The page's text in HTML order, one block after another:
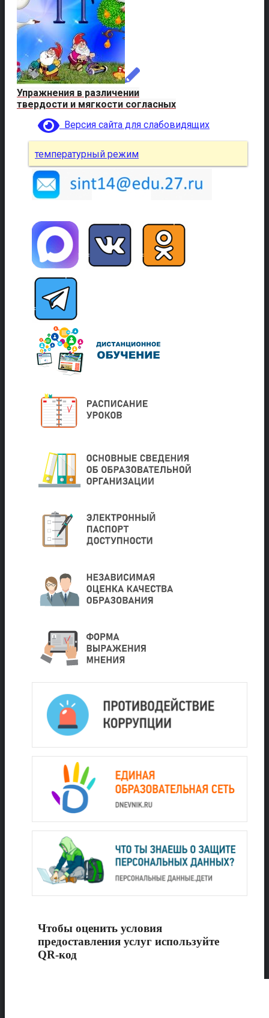
Упражнения в различении
твердости и мягкости согласных
Версия сайта для слабовидящих
температурный режим
Чтобы оценить условия
предоставления услуг используйте
QR-код